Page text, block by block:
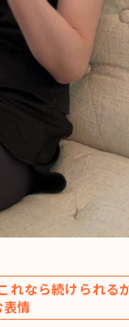
れなら続けられる
情